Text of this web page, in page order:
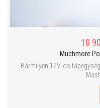
10
Muchmore
Bármilyen 12V-os